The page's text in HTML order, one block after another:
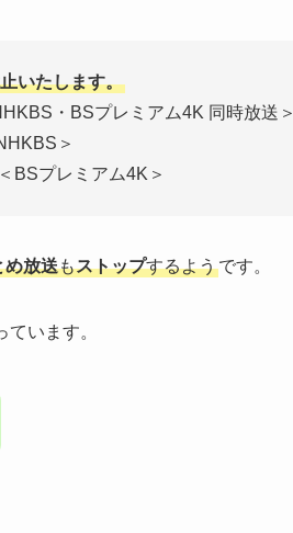
いたします。
・BSプレミアム4K 同時放送＞
＞
BSプレミアム4K＞
め放送もストップするようです。
います。